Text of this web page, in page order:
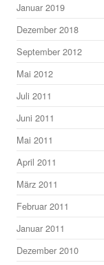
Januar 2019
Dezember 2018
September 2012
Mai 2012
Juli 2011
Juni 2011
Mai 2011
April 2011
März 2011
Februar 2011
Januar 2011
Dezember 2010